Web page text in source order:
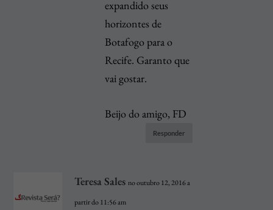
expandido seus
horizontes de
Botafogo para o
Recife. Garanto que
vai gostar.
Beijo do amigo, FD
Responder
Teresa Sales no outubro 12, 2016 a
partir do 11:56 am